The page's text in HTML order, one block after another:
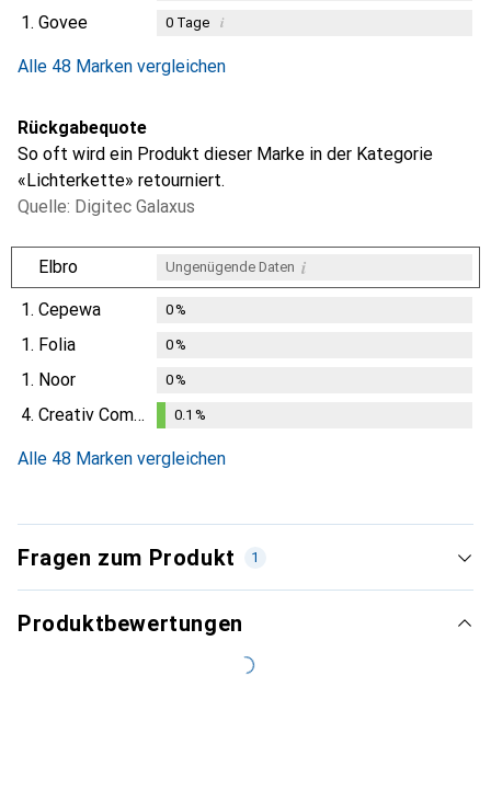
1. Govee 0Tage i
Alle 48 Marken vergleichen
Rückgabequote
So oft wird ein Produkt dieser Marke in der Kategorie
«Lichterkette» retourniert.
Quelle: Digitec Galaxus
Elbro Ungenügende Daten i
1. Cepewa 0%
1. Folia 0%
1. Noor 0%
4. Creativ Company 0.1 %
Alle 48 Marken vergleichen
Fragen zum Produkt 1
Produktbewertungen